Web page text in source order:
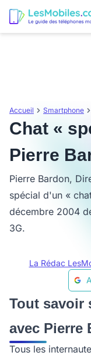
Accueil Smartphone
Chat «
Pierre
Pierre Bardon,
spécial d'un «
décembre 2004
3G.
La Rédac
Tout savoir
avec Pierre
Tous les